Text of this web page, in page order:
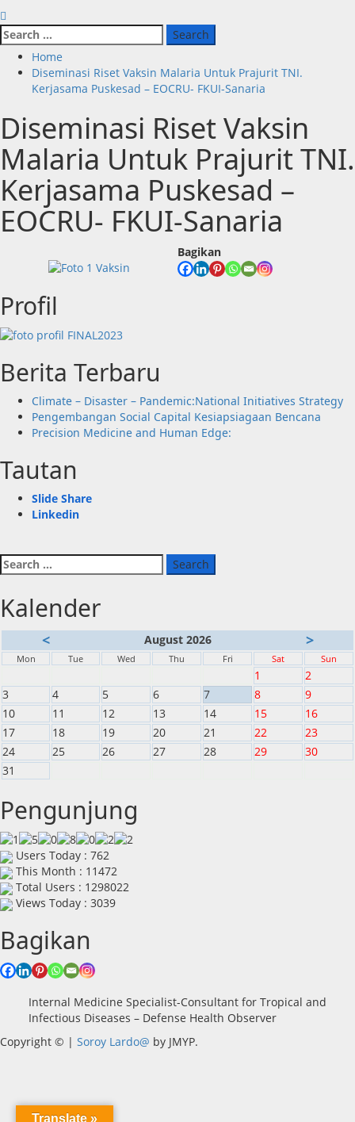
Search
for:
Home
Diseminasi Riset Vaksin Malaria Untuk Prajurit TNI.
Kerjasama Puskesad – EOCRU- FKUI-Sanaria
Diseminasi Riset Vaksin
Malaria Untuk Prajurit TNI.
Kerjasama Puskesad –
EOCRU- FKUI-Sanaria
Bagikan
Profil
Berita Terbaru
Climate – Disaster – Pandemic:National Initiatives Strategy
Pengembangan Social Capital Kesiapsiagaan Bencana
Precision Medicine and Human Edge:
Tautan
Slide Share
Linkedin
Search
for:
Kalender
< August 2026 >
Mon Tue Wed Thu Fri Sat Sun
1
2
3
4 5 6 7 8
9
10
11 12 13 14 15
16
17
18 19 20 21 22
23
24
25 26 27 28 29
30
31
Pengunjung
Users Today : 762
This Month : 11472
Total Users : 1298022
Views Today : 3039
Bagikan
Internal Medicine Specialist-Consultant for Tropical and
Infectious Diseases – Defense Health Observer
Copyright © | Soroy Lardo@ by JMYP.
Translate »